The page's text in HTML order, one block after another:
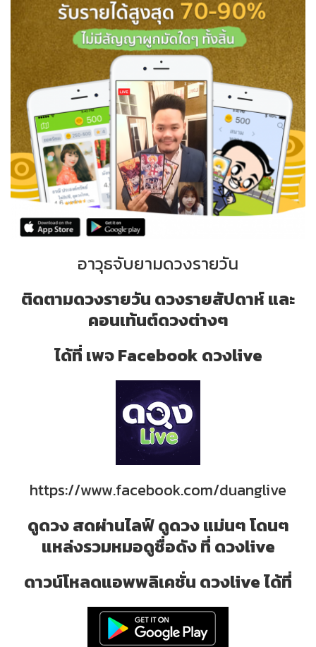
อาวุธจับยามดวงรายวัน
ติดตามดวงรายวัน ดวงรายสัปดาห์ และ
คอนเท้นต์ดวงต่างๆ
ได้ที่ เพจ Facebook ดวงlive
https://www.facebook.com/duanglive
ดูดวง สดผ่านไลฟ์ ดูดวง แม่นๆ โดนๆ
แหล่งรวมหมอดูชื่อดัง ที่ ดวงlive
ดาวน์โหลดแอพพลิเคชั่น ดวงlive ได้ที่